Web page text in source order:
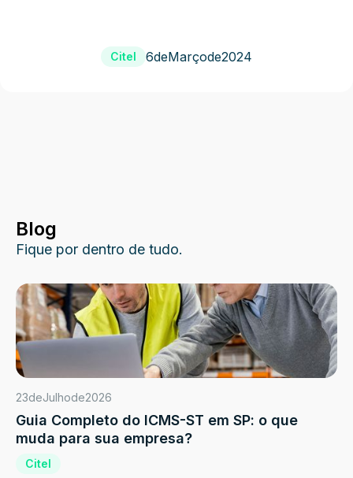
Citel 6deMarçode2024
Blog
Fique por dentro de tudo.
23deJulhode2026
Guia Completo do ICMS-ST em SP: o que
muda para sua empresa?
Citel